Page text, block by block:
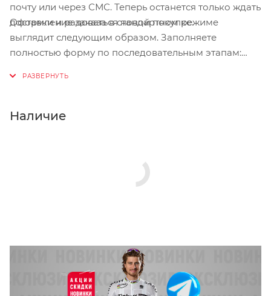
почту или через СМС. Теперь останется только ждать
доставки и радоваться новой покупке.
Оформление заказа в стандартном режиме
выглядит следующим образом. Заполняете
полностью форму по последовательным этапам:
Нажмите кнопку «Оформить заказ».
Наличие